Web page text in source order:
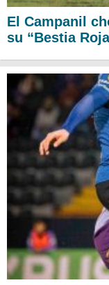
El Campanil
su “Bestia